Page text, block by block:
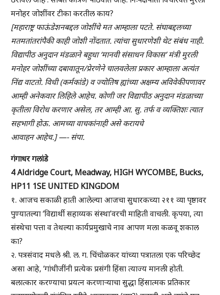
मनोहर जोशींवर टीका करतील काय?
[महाराष्ट्र फाऊंडेशनबद्दल जोशींचे मत आम्हाला पटते. संघाबद्दलच्या
मतमतांतरांपैकी काही जोशी नोंदतात. त्यांचा सुधारणेशी थेट संबंध नाही.
विद्यापीठ अनुदान मंडळाने बहुधा ‘मानवी संसाधन विकास’ मंत्री मुरली
मनोहर जोशींच्या दबावातून/प्रेरणेने चालवलेला प्रकार आम्हाला अत्यंत
निंद्य वाटतो. विधी (कर्मकांडे) व ज्योतिष ह्यांच्या अक्षम्य अविवेकीपणावर
आम्ही अनेकवार लिहिले आहेच. कोणी जर विद्यापीठ अनुदान मंडळाच्या
कृतीला विरोध करणार असेल, तर आम्ही आ. सु. तर्फ व व्यक्तिशः त्यात
सहभागी होऊ. आमच्या वाचकांनाही असे करायचे
आवाहन आहेच.] —- संपा.
गंगाधर गलांडे
4 Aldridge Court, Meadway, HIGH WYCOMBE, Bucks,
HP11 1SE UNITED KINGDOM
१. आजच सकाळी हाती आलेल्या आजचा सुधारकच्या २११ व्या पृष्ठावर
पुण्यातल्या ‘विद्यार्थी सहाय्यक संस्था’वरची माहिती वाचली. कृपया, त्या
संस्थेचा पत्ता व तेथल्या कार्यप्रमुखाचे नाव आपण मला कळवू शकाल
का?
२. पत्रसंवाद मधले श्री. ल. ग. चिंचोळकर यांच्या पत्रातला एक परिच्छेद
असा आहे, ‘गांधीजींनी प्रत्येक प्रसंगी हिंसा त्याज्य मानली होती.
बलात्कार करण्याचा प्रयत्न करणाऱ्याचा सुद्धा हिंसात्मक प्रतिकार